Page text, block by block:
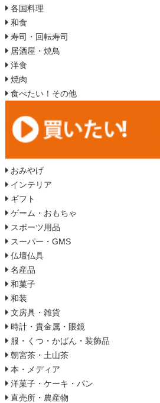
各国料理
和食
寿司・回転寿司
居酒屋・焼鳥
洋食
焼肉
食べたい！その他
おみやげ
インテリア
ギフト
ゲーム・おもちゃ
スポーツ用品
スーパー・GMS
仏壇仏具
名産品
和菓子
和装
文房具・雑貨
時計・貴金属・眼鏡
服・くつ・かばん・装飾品
朝宮茶・土山茶
本・メディア
洋菓子・ケーキ・パン
直売所・農産物